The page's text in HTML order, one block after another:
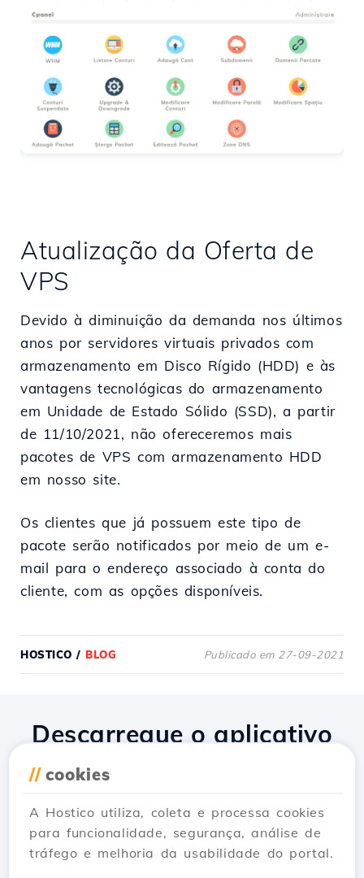
Atualização da Oferta de
VPS
Devido à diminuição da demanda nos últimos
anos por servidores virtuais privados com
armazenamento em Disco Rígido (HDD) e às
vantagens tecnológicas do armazenamento
em Unidade de Estado Sólido (SSD), a partir
de 11/10/2021, não ofereceremos mais
pacotes de VPS com armazenamento HDD
em nosso site.
Os clientes que já possuem este tipo de
pacote serão notificados por meio de um e-
mail para o endereço associado à conta do
cliente, com as opções disponíveis.
HOSTICO / BLOG Publicado em 27-09-2021
// cookies
A Hostico utiliza, coleta e processa cookies
para funcionalidade, segurança, análise de
tráfego e melhoria da usabilidade do portal.
Descarregue o aplicativo